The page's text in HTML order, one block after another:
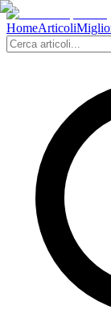
HomeArticoli